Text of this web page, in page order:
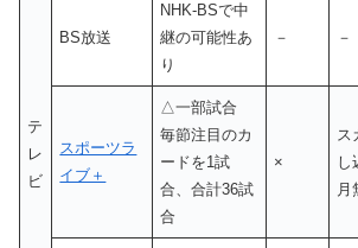
テ
レ
ビ
BS放送
NHK-BSで中
継の可能性あ
り
－ －
スポーツラ
イブ＋
△一部試合
毎節注目のカ
ードを1試
合、合計36試
合
×
ス
し
月